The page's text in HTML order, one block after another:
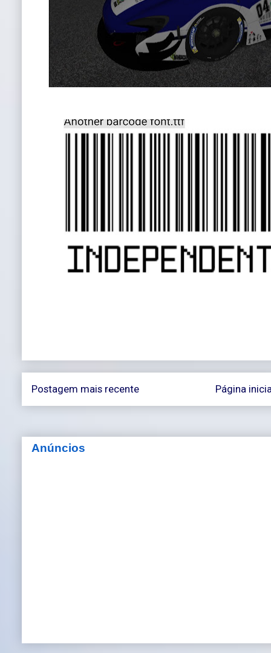
Postagem mais recente Página
Anúncios